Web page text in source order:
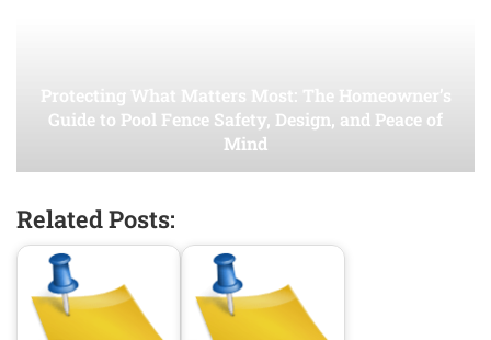
Protecting What Matters Most: The Homeowner’s
Guide to Pool Fence Safety, Design, and Peace of
Mind
Related Posts: